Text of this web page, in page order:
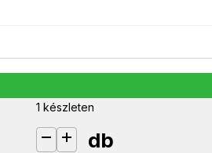
1 készleten
Home FZ47 szoba antenna
db